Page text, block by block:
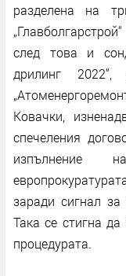
разделена на
след това и
дрилинг
Ковачки,
спечеления
изпълнение
заради сигнал
Така се стигна
процедурата.